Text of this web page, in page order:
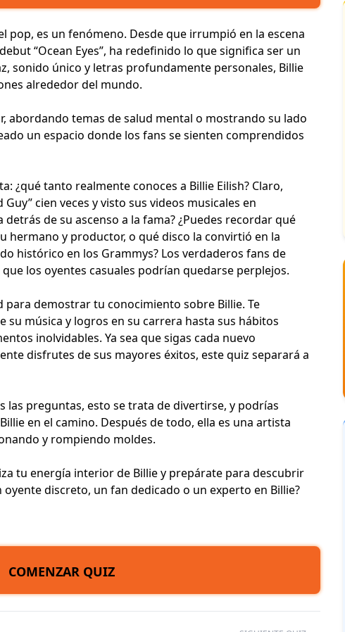
pop, es un fenómeno. Desde que irrumpió en la escena
“Ocean Eyes”, ha redefinido lo que significa ser un
sonido único y letras profundamente personales, Billie
alrededor del mundo.
abordando temas de salud mental o mostrando su lado
un espacio donde los fans se sienten comprendidos
¿qué tanto realmente conoces a Billie Eilish? Claro,
cien veces y visto sus videos musicales en
de su ascenso a la fama? ¿Puedes recordar qué
hermano y productor, o qué disco la convirtió en la
histórico en los Grammys? Los verdaderos fans de
los oyentes casuales podrían quedarse perplejos.
demostrar tu conocimiento sobre Billie. Te
su música y logros en su carrera hasta sus hábitos
inolvidables. Ya sea que sigas cada nuevo
disfrutes de sus mayores éxitos, este quiz separará a
las preguntas, esto se trata de divertirse, y podrías
en el camino. Después de todo, ella es una artista
y rompiendo moldes.
tu energía interior de Billie y prepárate para descubrir
oyente discreto, un fan dedicado o un experto en Billie?
COMENZAR QUIZ